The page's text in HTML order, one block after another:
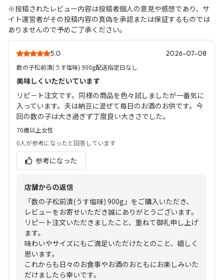
※投稿されたレビュー内容は投稿者個人の意見や感想であり、サ
イト運営者がその投稿内容の真偽を承認または保証するものでは
ありませんので予めご了承ください。
5.0 2026-07-08
数の子松前漬(うす塩味) 900g配送指定日なし
美味しくいただいています
リピ－ト注文です。同様の商品を色々試しましたが一番気に
入っています。夫は納豆に混ぜて毎日のお酒のお供です。今
回の数の子は大き過ぎず丁度良い大きさでした。
70歳以上女性
0人が参考になったと回答しています
参考になった
店舗からの返信
「数の子松前漬(うす塩味) 900g」をご購入いただき、
レビューをお寄せいただき誠にありがとうございます。
リピート注文いただきましたこと、重ねて御礼申し上げ
ます。
味わいやサイズにもご満足いただけたとのこと、嬉しく
思います。
これからも日々のお食事やお酒のおともにお楽しみいた
だけましたら幸いです。